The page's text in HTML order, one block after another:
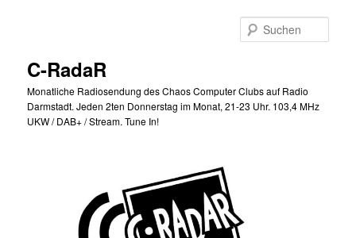
C-RadaR
Monatliche Radiosendung des Chaos Computer Clubs auf Radio
Darmstadt. Jeden 2ten Donnerstag im Monat, 21-23 Uhr. 103,4 MHz
UKW / DAB+ / Stream. Tune In!